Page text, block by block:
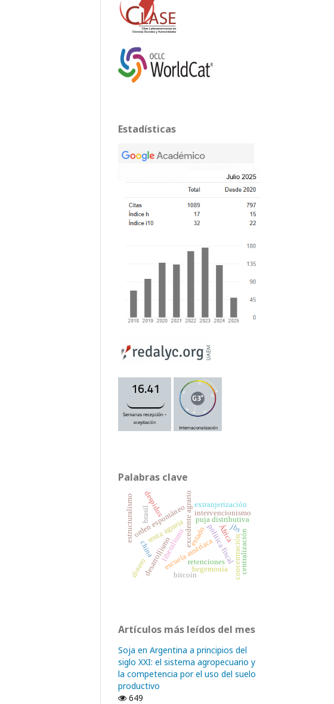
Estadísticas
Palabras clave
política fiscal
excedente agrario
escuela austríaca
intervencionismo
liberalismo
orden espontáneo puja distributiva
retenciones
renta agraria África
concentracióncentralización
china
estructuralismo
desarrollismo
extranjerización
despidos
hegemonía
estado
dinero bitcoin
jbs
brasil
Artículos más leídos del mes
Soja en Argentina a principios del
siglo XXI: el sistema agropecuario y
la competencia por el uso del suelo
productivo
649